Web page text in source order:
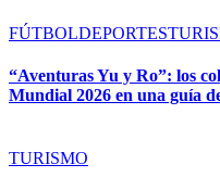
FÚTBOLDEPORTES
“Aventuras Yu y Ro”: los
Mundial 2026 en una guía
TURISMO